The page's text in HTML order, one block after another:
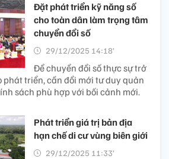
Đặt phát triển kỹ năng số
cho toàn dân làm trọng tâm
chuyển đổi số
29/12/2025 14:18’
Để chuyển đổi số thực sự trở
triển, cần đổi mới tư duy quản
sách phù hợp với bối cảnh mới.
Phát triển giá trị bản địa
hạn chế di cư vùng biên giới
29/12/2025 11:33’